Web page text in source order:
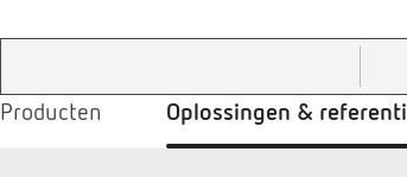
Producten Oplossingen &